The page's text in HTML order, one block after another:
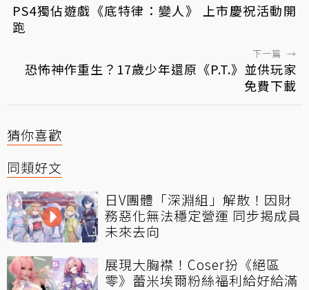
PS4獨佔遊戲《底特律：變人》 上市慶祝活動開
跑
下一篇 →
恐怖神作重生？17歲少年還原《P.T.》並供玩家
免費下載
猜你喜歡
同類好文
日V團體「深淵組」解散！因財
務惡化無法穩定營運 同步揭成員
未來去向
展現大胸襟！Coser扮《絕區
零》蕾米埃爾粉絲福利給好給滿